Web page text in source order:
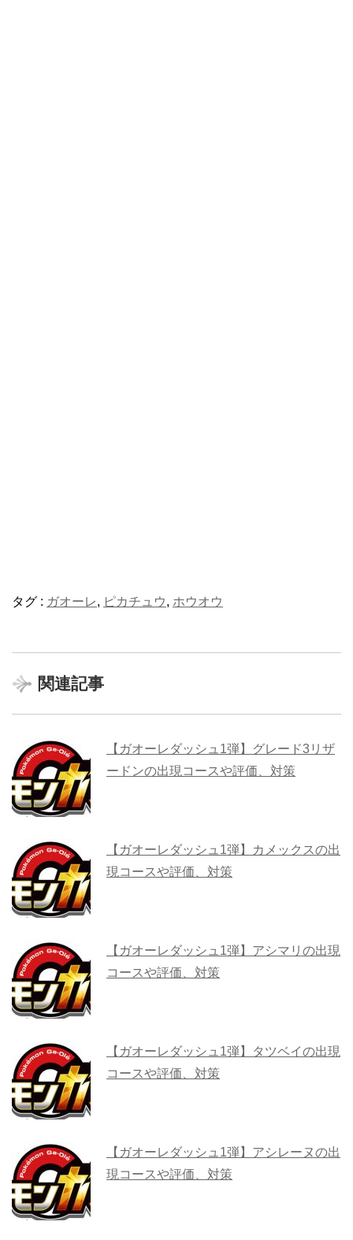
タグ : ガオーレ, ピカチュウ, ホウオウ
関連記事
【ガオーレダッシュ1弾】グレード3リザ
ードンの出現コースや評価、対策
【ガオーレダッシュ1弾】カメックスの出
現コースや評価、対策
【ガオーレダッシュ1弾】アシマリの出現
コースや評価、対策
【ガオーレダッシュ1弾】タツベイの出現
コースや評価、対策
【ガオーレダッシュ1弾】アシレーヌの出
現コースや評価、対策